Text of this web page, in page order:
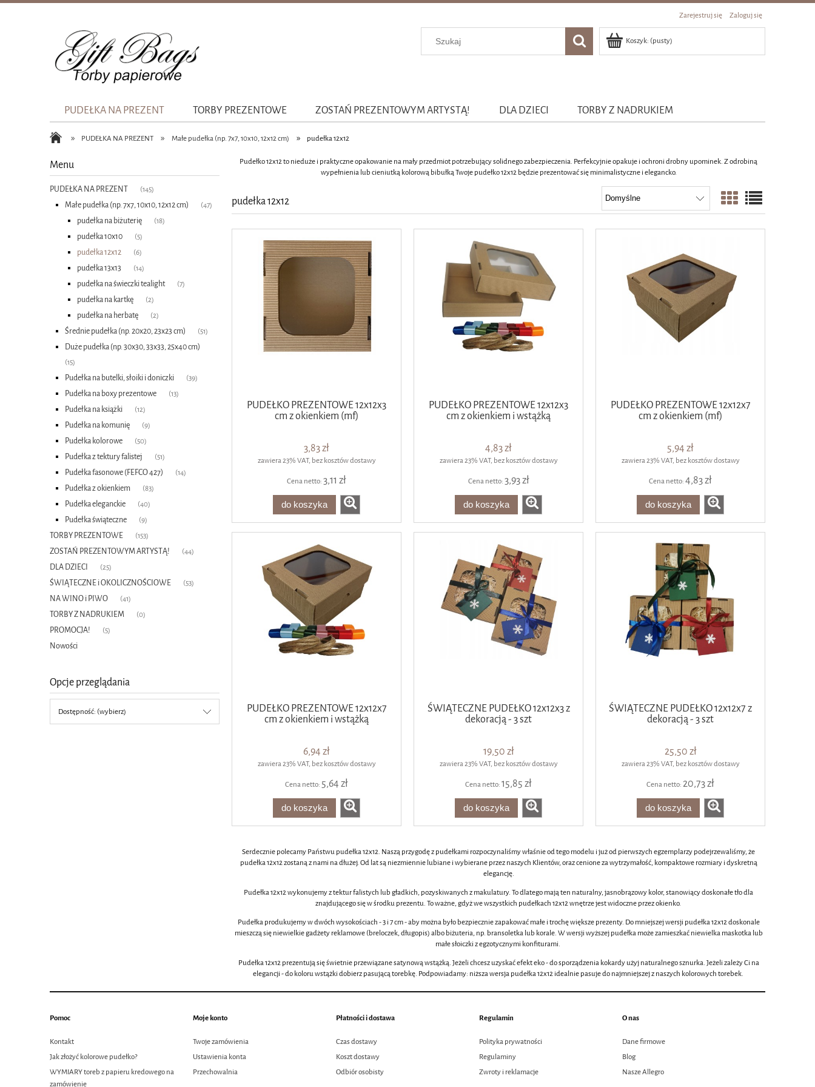
Zarejestruj się Zaloguj się
Koszyk: (pusty)
PUDEŁKA NA PREZENT TORBY PREZENTOWE ZOSTAŃ PREZENTOWYM ARTYSTĄ! DLA DZIECI TORBY Z NADRUKIEM
» PUDEŁKA NA PREZENT » Małe pudełka (np. 7x7, 10x10, 12x12 cm) » pudełka 12x12
Menu
PUDEŁKA NA PREZENT (145)
Małe pudełka (np. 7x7, 10x10, 12x12 cm) (47)
pudełka na biżuterię (18)
pudełka 10x10 (5)
pudełka 12x12 (6)
pudełka 13x13 (14)
pudełka na świeczki tealight (7)
pudełka na kartkę (2)
pudełka na herbatę (2)
Średnie pudełka (np. 20x20, 23x23 cm) (51)
Duże pudełka (np. 30x30, 33x33, 25x40 cm)
(15)
Pudełka na butelki, słoiki i doniczki (39)
Pudełka na boxy prezentowe (13)
Pudełka na książki (12)
Pudełka na komunię (9)
Pudełka kolorowe (50)
Pudełka z tektury falistej (51)
Pudełka fasonowe (FEFCO 427) (14)
Pudełka z okienkiem (83)
Pudełka eleganckie (40)
Pudełka świąteczne (9)
TORBY PREZENTOWE (153)
ZOSTAŃ PREZENTOWYM ARTYSTĄ! (44)
DLA DZIECI (25)
ŚWIĄTECZNE i OKOLICZNOŚCIOWE (53)
NA WINO i PIWO (41)
TORBY Z NADRUKIEM (0)
PROMOCJA! (5)
Nowości
Opcje przeglądania
Dostępność: (wybierz)
Pudełko 12x12 to nieduże i praktyczne opakowanie na mały przedmiot potrzebujący solidnego zabezpieczenia. Perfekcyjnie opakuje i ochroni drobny upominek. Z odrobiną
wypełnienia lub cieniutką kolorową bibułką Twoje pudełko 12x12 będzie prezentować się minimalistyczne i elegancko.
pudełka 12x12
PUDEŁKO PREZENTOWE 12x12x3
cm z okienkiem (mf)
3,83 zł
zawiera 23% VAT, bez kosztów dostawy
Cena netto:3,11 zł
do koszyka
PUDEŁKO PREZENTOWE 12x12x3
cm z okienkiem i wstążką
4,83 zł
zawiera 23% VAT, bez kosztów dostawy
Cena netto:3,93 zł
do koszyka
PUDEŁKO PREZENTOWE 12x12x7
cm z okienkiem (mf)
5,94 zł
zawiera 23% VAT, bez kosztów dostawy
Cena netto:4,83 zł
do koszyka
PUDEŁKO PREZENTOWE 12x12x7
cm z okienkiem i wstążką
6,94 zł
zawiera 23% VAT, bez kosztów dostawy
Cena netto: 5,64 zł
do koszyka
ŚWIĄTECZNE PUDEŁKO 12x12x3 z
dekoracją - 3 szt
19,50 zł
zawiera 23% VAT, bez kosztów dostawy
Cena netto:15,85 zł
do koszyka
ŚWIĄTECZNE PUDEŁKO 12x12x7 z
dekoracją - 3 szt
25,50 zł
zawiera 23% VAT, bez kosztów dostawy
Cena netto: 20,73 zł
do koszyka
Serdecznie polecamy Państwu pudełka 12x12. Naszą przygodę z pudełkami rozpoczynaliśmy właśnie od tego modelu i już od pierwszych egzemplarzy podejrzewaliśmy, że
pudełka 12x12 zostaną z nami na dłużej. Od lat są niezmiennie lubiane i wybierane przez naszych Klientów, oraz cenione za wytrzymałość, kompaktowe rozmiary i dyskretną
elegancję.
Pudełka 12x12 wykonujemy z tektur falistych lub gładkich, pozyskiwanych z makulatury. To dlatego mają ten naturalny, jasnobrązowy kolor, stanowiący doskonałe tło dla
znajdującego się w środku prezentu. To ważne, gdyż we wszystkich pudełkach 12x12 wnętrze jest widoczne przez okienko.
Pudełka produkujemy w dwóch wysokościach - 3 i 7 cm - aby można było bezpiecznie zapakować małe i trochę większe prezenty. Do mniejszej wersji pudełka 12x12 doskonale
mieszczą się niewielkie gadżety reklamowe (breloczek, długopis) albo biżuteria, np. bransoletka lub korale. W wersji wyższej pudełka może zamieszkać niewielka maskotka lub
małe słoiczki z egzotycznymi konfiturami.
Pudełka 12x12 prezentują się świetnie przewiązane satynową wstążką. Jeżeli chcesz uzyskać efekt eko - do sporządzenia kokardy użyj naturalnego sznurka. Jeżeli zależy Ci na
elegancji - do koloru wstążki dobierz pasującą torebkę. Podpowiadamy: niższa wersja pudełka 12x12 idealnie pasuje do najmniejszej z naszych kolorowych torebek.
Pomoc
Kontakt
Jak złożyć kolorowe pudełko?
WYMIARY toreb z papieru kredowego na
zamówienie
Moje konto
Twoje zamówienia
Ustawienia konta
Przechowalnia
Płatności i dostawa
Czas dostawy
Koszt dostawy
Odbiór osobisty
Regulamin
Polityka prywatności
Regulaminy
Zwroty i reklamacje
O nas
Dane firmowe
Blog
Nasze Allegro